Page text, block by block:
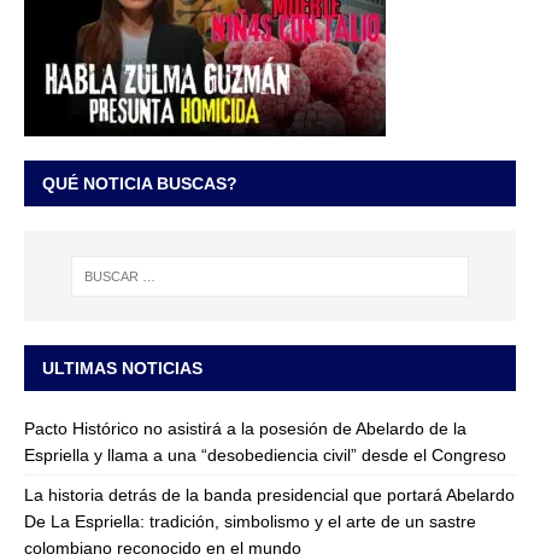
QUÉ NOTICIA BUSCAS?
ULTIMAS NOTICIAS
Pacto Histórico no asistirá a la posesión de Abelardo de la
Espriella y llama a una “desobediencia civil” desde el Congreso
La historia detrás de la banda presidencial que portará Abelardo
De La Espriella: tradición, simbolismo y el arte de un sastre
colombiano reconocido en el mundo